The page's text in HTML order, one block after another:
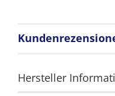
Hersteller